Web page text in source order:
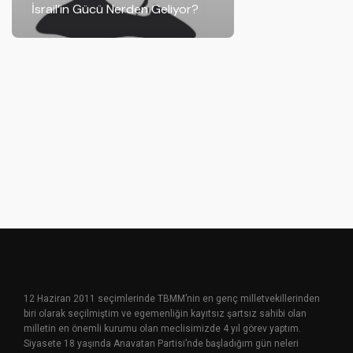
İsrail’in Gücü Nerden Geliyor?
12 Haziran 2011 seçimlerinde TBMM’nin en genç milletvekillerinden
biri olarak seçilmiştim ve egemenliğin kayıtsız şartsız sahibi olan
milletin en önemli kurumu olan meclisimizde 4 yıl görev yaptım.
Siyasete 18 yaşında Anavatan Partisi’nde başladığım gün neleri